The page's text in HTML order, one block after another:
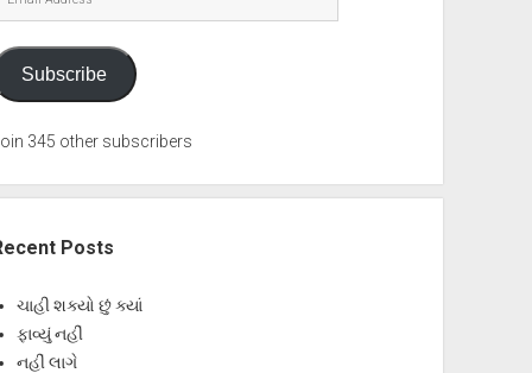
Subscribe
345 other subscribers
Posts
ચાહી શક્યો છું ક્યાં
ફાવ્યું નહીં
નહીં લાગે